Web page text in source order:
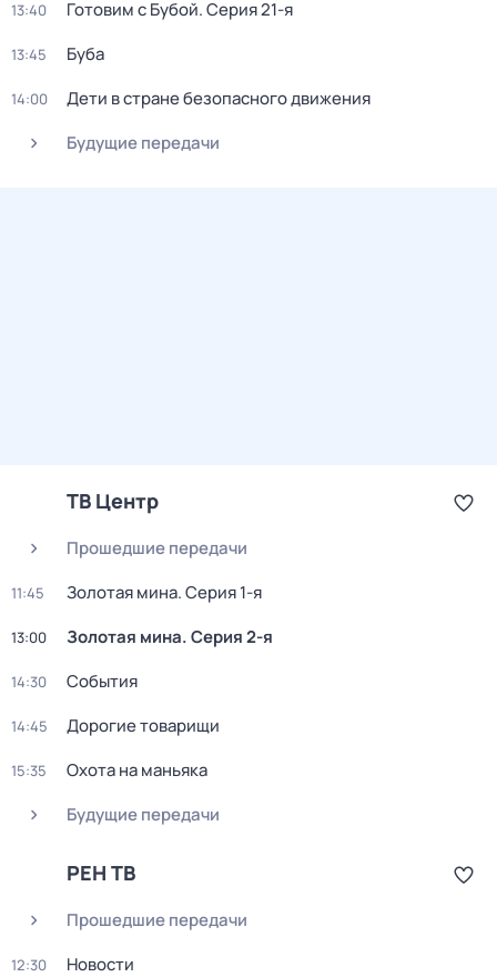
13:40 Готовим с Бубой. Серия 21-я
13:45 Буба
14:00
Дети в стране безопасного движения
Будущие передачи
ТВ Центр
Прошедшие передачи
11:45 Золотая мина. Серия 1-я
13:00 Золотая мина. Серия 2-я
14:30 События
14:45 Дорогие товарищи
15:35
Охота на маньяка
Будущие передачи
РЕН ТВ
Прошедшие передачи
12:30 Новости